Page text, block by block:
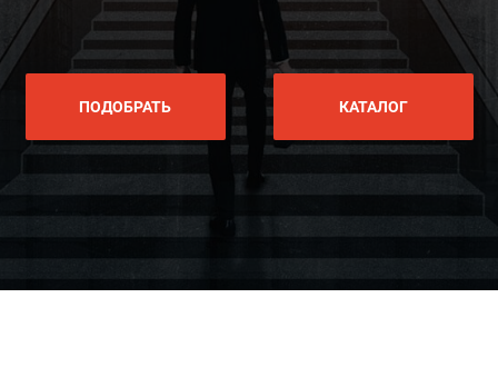
ПОДОБРАТЬ КАТАЛОГ